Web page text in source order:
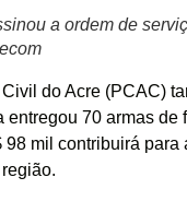
a ordem de
do Acre (PCAC)
entregou 70 armas
mil contribuirá